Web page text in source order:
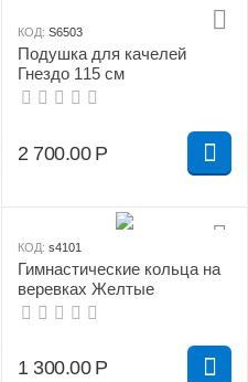
КОД: S6503
Подушка для качелей
Гнездо 115 см
2 700.00 Р
КОД: s4101
Гимнастические кольца на
веревках Желтые
1 300.00 Р